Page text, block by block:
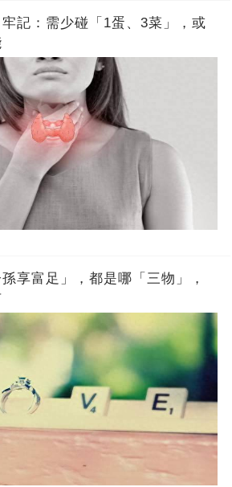
記：需少碰「1蛋、3菜」，或
享富足」，都是哪「三物」，